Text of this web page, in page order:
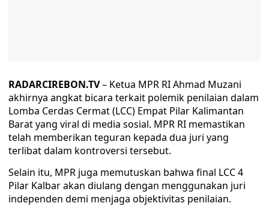
RADARCIREBON.TV– Ketua MPR RI Ahmad Muzani
akhirnya angkat bicara terkait polemik penilaian dalam
Lomba Cerdas Cermat (LCC) Empat Pilar Kalimantan
Barat yang viral di media sosial. MPR RI memastikan
telah memberikan teguran kepada dua juri yang
terlibat dalam kontroversi tersebut.
Selain itu, MPR juga memutuskan bahwa final LCC 4
Pilar Kalbar akan diulang dengan menggunakan juri
independen demi menjaga objektivitas penilaian.